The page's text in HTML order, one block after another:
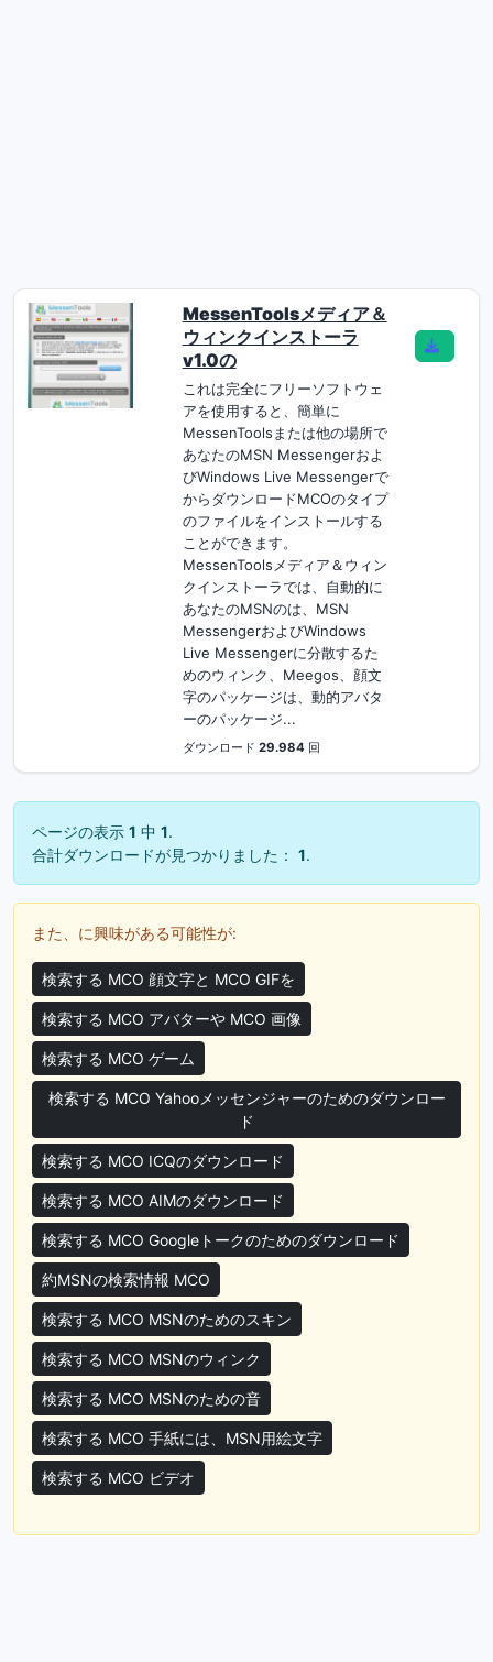
MessenToolsメディア＆
ウィンクインストーラ
v1.0の
これは完全にフリーソフトウェ
アを使用すると、簡単に
MessenToolsまたは他の場所で
あなたのMSN Messengerおよ
びWindows Live Messengerで
からダウンロードMCOのタイプ
のファイルをインストールする
ことができます。
MessenToolsメディア＆ウィン
クインストーラでは、自動的に
あなたのMSNのは、MSN
MessengerおよびWindows
Live Messengerに分散するた
めのウィンク、Meegos、顔文
字のパッケージは、動的アバタ
ーのパッケージ...
ダウンロード 29.984回
ページの表示 1 中 1.
合計ダウンロードが見つかりました： 1.
また、に興味がある可能性が:
検索する MCO 顔文字と MCO GIFを
検索する MCO アバターや MCO 画像
検索する MCO ゲーム
検索する MCO Yahooメッセンジャーのためのダウンロー
ド
検索する MCO ICQのダウンロード
検索する MCO AIMのダウンロード
検索する MCO Googleトークのためのダウンロード
約MSNの検索情報 MCO
検索する MCO MSNのためのスキン
検索する MCO MSNのウィンク
検索する MCO MSNのための音
検索する MCO 手紙には、MSN用絵文字
検索する MCO ビデオ